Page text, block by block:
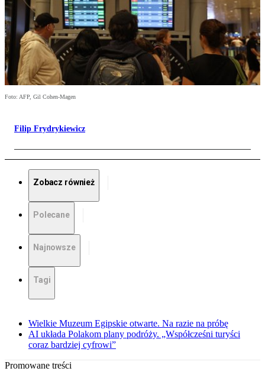
Foto: AFP, Gil Cohen-Magen
Filip Frydrykiewicz
Zobacz również
Polecane
Najnowsze
Tagi
Wielkie Muzeum Egipskie otwarte. Na razie na próbę
AI układa Polakom plany podróży. „Współcześni turyści
coraz bardziej cyfrowi”
Promowane treści